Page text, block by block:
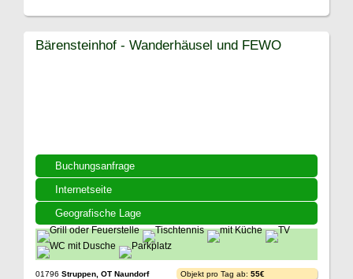
Buchungsanfrage
Internetseite
Geografische Lage
Bärensteinhof - Wanderhäusel und FEWO
01796 Struppen, OT Naundorf
Objekt pro Tag ab: 55€